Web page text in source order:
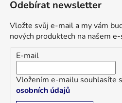
Odebírat newsletter
Vložte svůj e-mail a my vám
nových produktech na našem
E-mail
Vložením e-mailu souhlasíte s
osobních údajů